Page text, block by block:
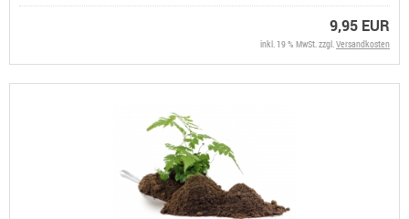
9,95 EUR
inkl. 19 % MwSt. zzgl.Versandkosten